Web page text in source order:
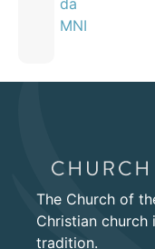
da
MNI
The Church of
Christian church
tradition.